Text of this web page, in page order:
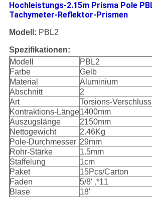
Hochleistungs-2.15m Prisma Pole
Tachymeter-Reflektor-Prismen
Modell: PBL2
Spezifikationen:
Modell
PBL2
Farbe
Gelb
Material
Aluminium
Abschnitt
2
Art
Torsions-Verschluss
Kontraktions-Länge1400mm
Auszugslänge
2150mm
Nettogewicht
2.46Kg
Pole-Durchmesser 29mm
Rohr-Stärke
1.5mm
Staffelung
1cm
Paket
15Pcs/Carton
Faden
5/8' ‚*11
Blase
18'